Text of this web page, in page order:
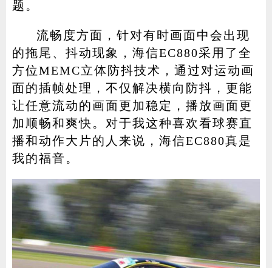
题。
流畅度方面，针对有时画面中会出现
的拖尾、抖动现象，海信EC880采用了全
方位MEMC立体防抖技术，通过对运动画
面的插帧处理，不仅解决横向防抖，更能
让任意流动的画面更加稳定，播放画面更
加顺畅和爽快。对于我这种喜欢看球赛直
播和动作大片的人来说，海信EC880真是
我的福音。